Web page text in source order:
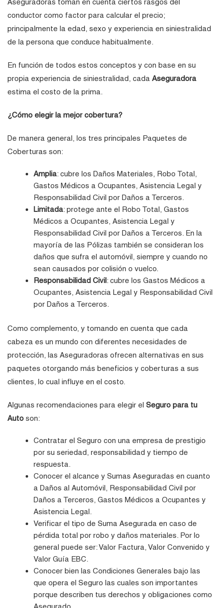
Aseguradoras toman en cuenta ciertos rasgos del
conductor como factor para calcular el precio;
principalmente la edad, sexo y experiencia en siniestralidad
de la persona que conduce habitualmente.
En función de todos estos conceptos y con base en su
propia experiencia de siniestralidad, cada Aseguradora
estima el costo de la prima.
¿Cómo elegir la mejor cobertura?
De manera general, los tres principales Paquetes de
Coberturas son:
Amplia: cubre los Daños Materiales, Robo Total,
Gastos Médicos a Ocupantes, Asistencia Legal y
Responsabilidad Civil por Daños a Terceros.
Limitada: protege ante el Robo Total, Gastos
Médicos a Ocupantes, Asistencia Legal y
Responsabilidad Civil por Daños a Terceros. En la
mayoría de las Pólizas también se consideran los
daños que sufra el automóvil, siempre y cuando no
sean causados por colisión o vuelco.
Responsabilidad Civil: cubre los Gastos Médicos a
Ocupantes, Asistencia Legal y Responsabilidad Civil
por Daños a Terceros.
Como complemento, y tomando en cuenta que cada
cabeza es un mundo con diferentes necesidades de
protección, las Aseguradoras ofrecen alternativas en sus
paquetes otorgando más beneficios y coberturas a sus
clientes, lo cual influye en el costo.
Algunas recomendaciones para elegir el Seguro para tu
Auto son:
Contratar el Seguro con una empresa de prestigio
por su seriedad, responsabilidad y tiempo de
respuesta.
Conocer el alcance y Sumas Aseguradas en cuanto
a Daños al Automóvil, Responsabilidad Civil por
Daños a Terceros, Gastos Médicos a Ocupantes y
Asistencia Legal.
Verificar el tipo de Suma Asegurada en caso de
pérdida total por robo y daños materiales. Por lo
general puede ser: Valor Factura, Valor Convenido y
Valor Guía EBC.
Conocer bien las Condiciones Generales bajo las
que opera el Seguro las cuales son importantes
porque describen tus derechos y obligaciones como
Asegurado.